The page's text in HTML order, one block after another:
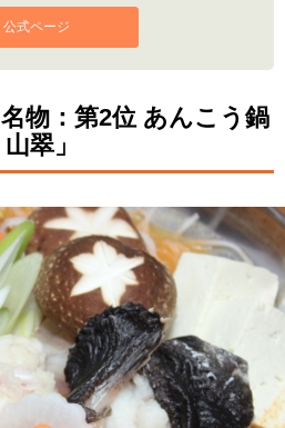
公式ページ
物：第2位 あんこう鍋
翠」